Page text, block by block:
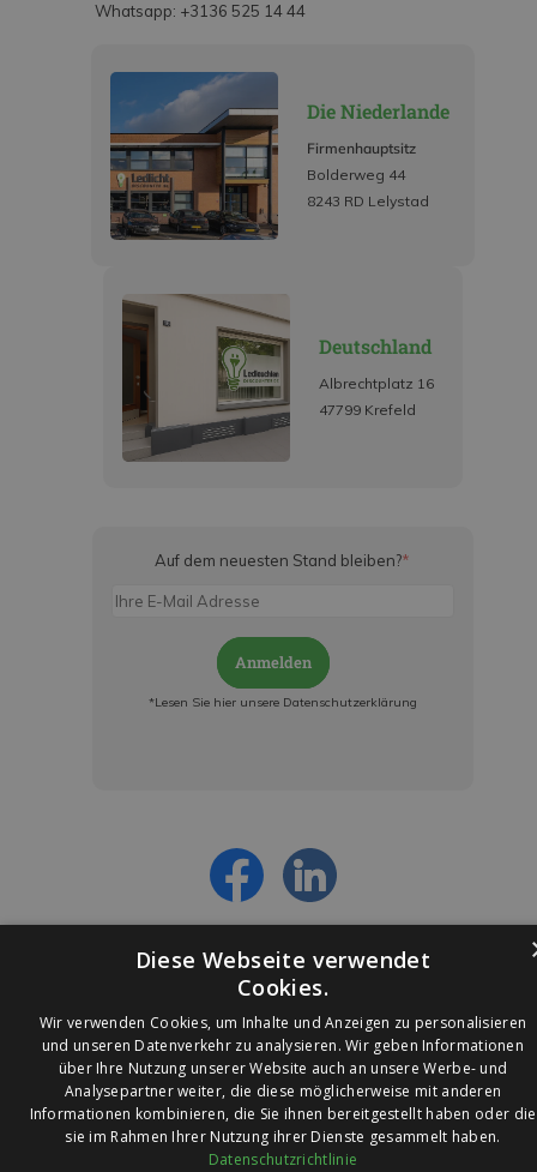
Whatsapp: +3136 525 14 44
Die Niederlande
Firmenhauptsitz
Bolderweg 44
8243 RD Lelystad
Deutschland
Albrechtplatz 16
47799 Krefeld
Auf dem neuesten Stand bleiben?*
Anmelden
*Lesen Sie hier unsere Datenschutzerklärung
© 2026 Ledleuchtendiscounter.de
Diese Webseite verwendet
Cookies.
Wir verwenden Cookies, um Inhalte und Anzeigen zu personalisieren
und unseren Datenverkehr zu analysieren. Wir geben Informationen
über Ihre Nutzung unserer Website auch an unsere Werbe- und
Analysepartner weiter, die diese möglicherweise mit anderen
Informationen kombinieren, die Sie ihnen bereitgestellt haben oder die
sie im Rahmen Ihrer Nutzung ihrer Dienste gesammelt haben.
Datenschutzrichtlinie